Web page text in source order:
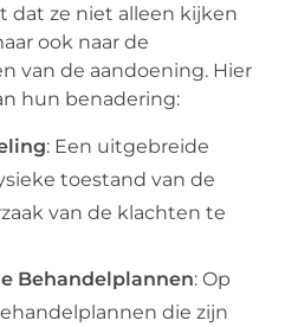
ze niet alleen kijken
ook naar de
van de aandoening. Hier
hun benadering:
: Een uitgebreide
toestand van de
van de klachten te
Behandelplannen: Op
die zijn